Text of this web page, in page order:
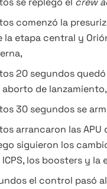
comenzó la
la etapa central y
20 segundos
aborto de lanzamiento,
30 segundos se
arrancaron las APU
siguieron los
los boosters y la
el control pasó